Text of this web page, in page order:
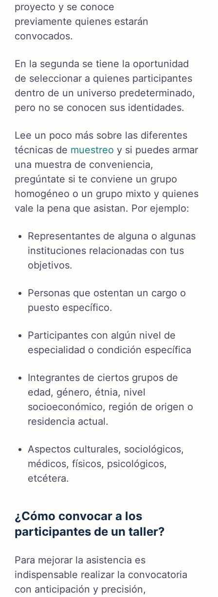
proyecto y se conoce
previamente quienes estarán
convocados.
En la segunda se tiene la oportunidad
de seleccionar a quienes participantes
dentro de un universo predeterminado,
pero no se conocen sus identidades.
Lee un poco más sobre las diferentes
técnicas de muestreo y si puedes armar
una muestra de conveniencia,
pregúntate si te conviene un grupo
homogéneo o un grupo mixto y quienes
vale la pena que asistan. Por ejemplo:
Representantes de alguna o algunas
instituciones relacionadas con tus
objetivos.
Personas que ostentan un cargo o
puesto específico.
Participantes con algún nivel de
especialidad o condición específica
Integrantes de ciertos grupos de
edad, género, étnia, nivel
socioeconómico, región de origen o
residencia actual.
Aspectos culturales, sociológicos,
médicos, físicos, psicológicos,
etcétera.
¿Cómo convocar a los
participantes de un taller?
Para mejorar la asistencia es
indispensable realizar la convocatoria
con anticipación y precisión,